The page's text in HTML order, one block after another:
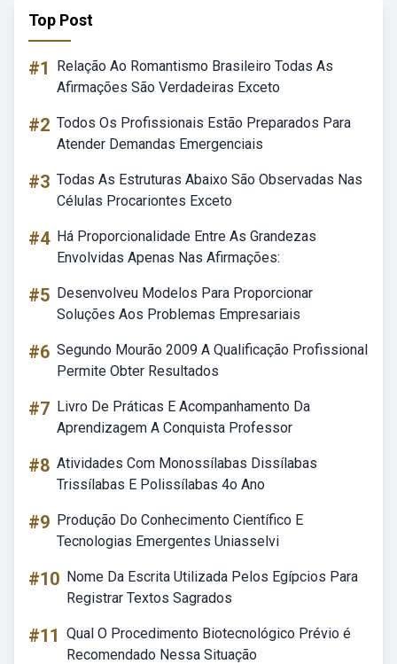
Top Post
#1
Relação Ao Romantismo Brasileiro Todas As
Afirmações São Verdadeiras Exceto
#2 Todos Os Profissionais Estão Preparados Para
Atender Demandas Emergenciais
#3 Todas As Estruturas Abaixo São Observadas Nas
Células Procariontes Exceto
#4 Há Proporcionalidade Entre As Grandezas
Envolvidas Apenas Nas Afirmações:
#5 Desenvolveu Modelos Para Proporcionar
Soluções Aos Problemas Empresariais
#6 Segundo Mourão 2009 A Qualificação Profissional
Permite Obter Resultados
#7 Livro De Práticas E Acompanhamento Da
Aprendizagem A Conquista Professor
#8 Atividades Com Monossílabas Dissílabas
Trissílabas E Polissílabas 4o Ano
#9 Produção Do Conhecimento Científico E
Tecnologias Emergentes Uniasselvi
#10 Nome Da Escrita Utilizada Pelos Egípcios Para
Registrar Textos Sagrados
#11 Qual O Procedimento Biotecnológico Prévio é
Recomendado Nessa Situação